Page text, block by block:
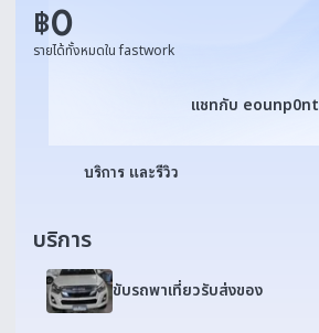
฿0
รายได้ทั้งหมดใน fastwork
แชทกับ eounp0nt
แชทกับ eounp0nt
บริการ และรีวิว
บริการ
ขับรถพาเที่ยวรับส่งของ